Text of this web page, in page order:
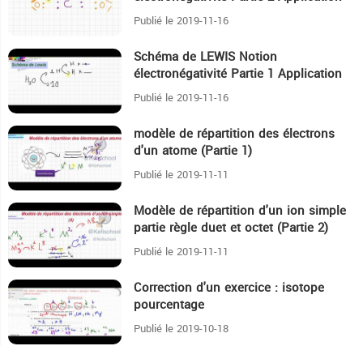
Publié le 2019-11-16
22:56 Schéma de LEWIS Notion
électronégativité Partie 1 Application
Publié le 2019-11-16
13:57 modèle de répartition des électrons
d'un atome (Partie 1)
Publié le 2019-11-11
18:11 Modèle de répartition d'un ion simple
partie règle duet et octet (Partie 2)
Publié le 2019-11-11
16:55 Correction d'un exercice : isotope
pourcentage
Publié le 2019-10-18